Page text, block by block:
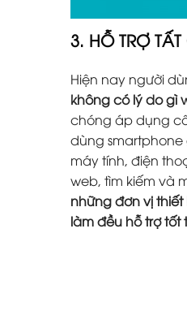
3. HỖ TRỢ
Hiện nay người
không có lý do gì
chóng áp dụng
dùng smartphone
máy tính, điện
web, tìm kiếm và
những đơn vị
làm đều hỗ trợ